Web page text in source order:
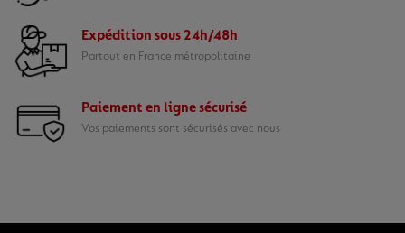
Expédition sous 24h/48h
Partout en France métropolitaine
Paiement en ligne sécurisé
Vos paiements sont sécurisés avec nous